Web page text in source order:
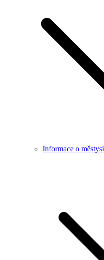
Informace o městysi